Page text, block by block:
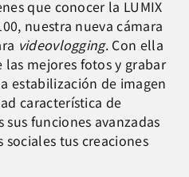
que conocer la LUMIX
nuestra nueva cámara
videovlogging. Con ella
mejores fotos y grabar
estabilización de imagen
característica de
sus funciones avanzadas
tus creaciones